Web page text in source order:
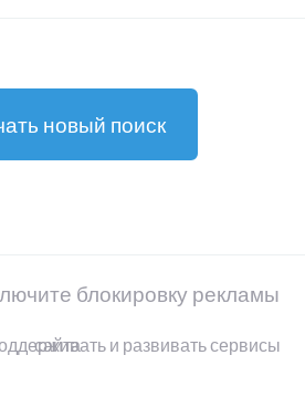
новый поиск
блокировку рекламы
Реклама помогает поддерживать и развивать сервисы сайта